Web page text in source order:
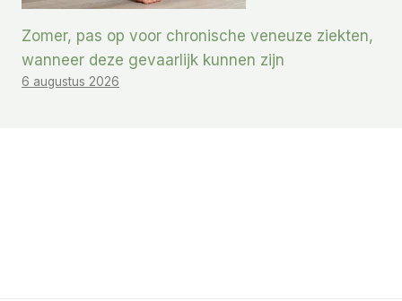
Zomer, pas op voor chronische veneuze ziekten,
wanneer deze gevaarlijk kunnen zijn
6 augustus 2026